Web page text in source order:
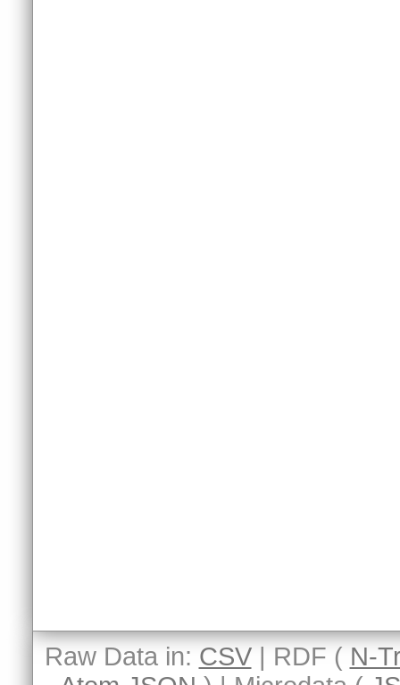
Raw Data in: CSV| RDF ( N-